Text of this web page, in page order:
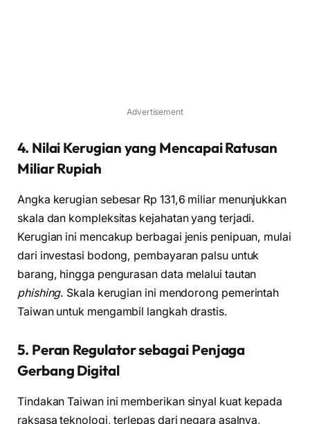
Advertisement
4. Nilai Kerugian yang Mencapai Ratusan
Miliar Rupiah
Angka kerugian sebesar Rp 131,6 miliar menunjukkan
skala dan kompleksitas kejahatan yang terjadi.
Kerugian ini mencakup berbagai jenis penipuan, mulai
dari investasi bodong, pembayaran palsu untuk
barang, hingga pengurasan data melalui tautan
phishing. Skala kerugian ini mendorong pemerintah
Taiwan untuk mengambil langkah drastis.
5. Peran Regulator sebagai Penjaga
Gerbang Digital
Tindakan Taiwan ini memberikan sinyal kuat kepada
raksasa teknologi, terlepas dari negara asalnya,